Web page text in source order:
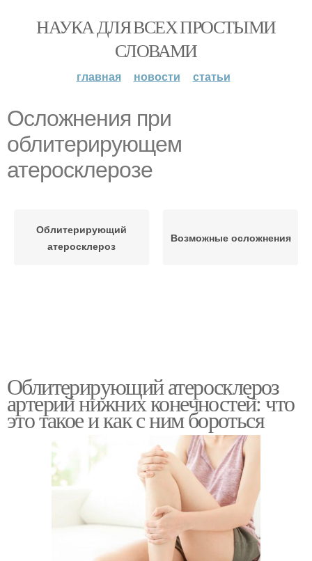
НАУКА ДЛЯ ВСЕХ ПРОСТЫМИ
СЛОВАМИ
главная новости статьи
Осложнения при
облитерирующем
атеросклерозе
Облитерирующий
атеросклероз
Возможные осложнения
Облитерирующий атеросклероз
артерий нижних конечностей: что
это такое и как с ним бороться